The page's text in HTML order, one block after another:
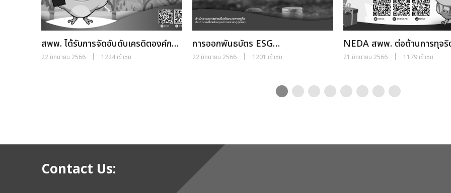
สพพ. ได้รับการจัดอันดับเครดิตองค์กร
ระดับ “AAA” 4 ปีซ้อน
22 มิถุนายน 2566 1224 เข้าชม
การออกพันธบัตร ESG
(Environmental, Social, and
Governance)
22 มิถุนายน 2566 1201 เข้าชม
NEDA สพพ. ต่อต้านการทุจ
คอร์รัปชัน
21 มิถุนายน 2566 1179 เข้าชม
Contact Us: